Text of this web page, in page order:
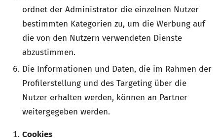
ordnet der Administrator die einzelnen Nutzer
bestimmten Kategorien zu, um die Werbung auf
die von den Nutzern verwendeten Dienste
abzustimmen.
Die Informationen und Daten, die im Rahmen der
Profilerstellung und des Targeting über die
Nutzer erhalten werden, können an Partner
weitergegeben werden.
Cookies